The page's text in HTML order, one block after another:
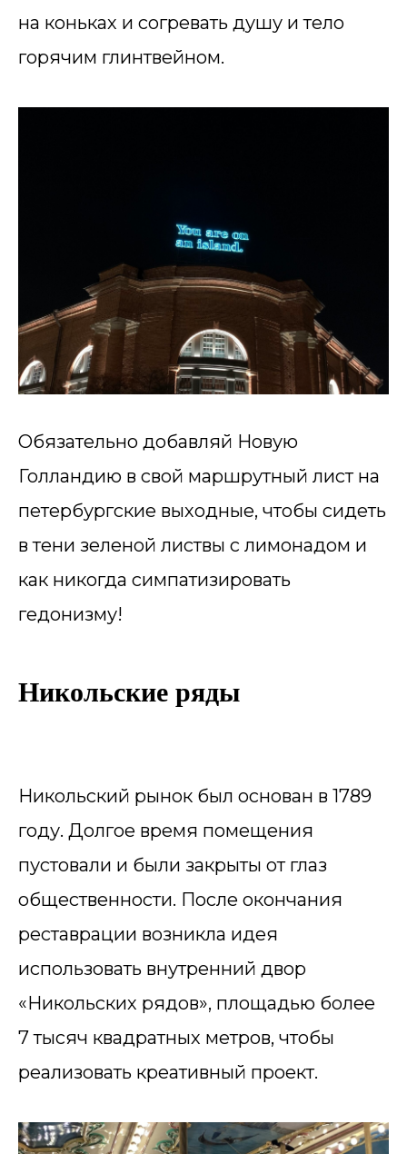
на коньках и согревать душу и тело
горячим глинтвейном.
Обязательно добавляй Новую
Голландию в свой маршрутный лист на
петербургские выходные, чтобы сидеть
в тени зеленой листвы с лимонадом и
как никогда симпатизировать
гедонизму!
Никольские ряды
Никольский рынок был основан в 1789
году. Долгое время помещения
пустовали и были закрыты от глаз
общественности. После окончания
реставрации возникла идея
использовать внутренний двор
«Никольских рядов», площадью более
7 тысяч квадратных метров, чтобы
реализовать креативный проект.